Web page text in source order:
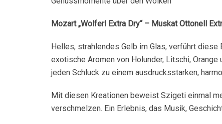
Mozart „Wolferl Extra Dry“ – Muskat Ottonell
Helles, strahlendes Gelb im Glas, verführt
exotische Aromen von Holunder, Litschi,
jeden Schluck zu einem ausdrucksstarken,
Mit diesen Kreationen beweist Szigeti einmal
verschmelzen. Ein Erlebnis, das Musik,